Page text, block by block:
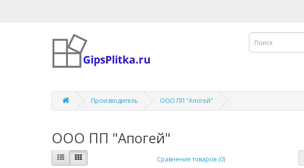
Производитель ООО ПП "Апогей"
ООО ПП "Апогей"
Сравнение товаров (0)